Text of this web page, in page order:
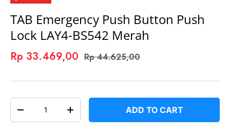
TAB Emergency Push Button Push
Lock LAY4-BS542 Merah
Rp 33.469,00 Rp 44.625,00
+
ADD TO CART